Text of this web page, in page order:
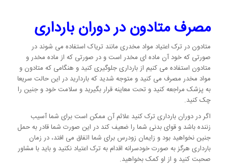
مصرف متادون در دوران بارداری
متادون در ترک اعتیاد مواد مخدری مانند تریاک استفاده می شوند در
صورتی که خود آن ماده ای مخدر است و در صورتی که از ماده مخدر و
متادون استفاده می کنیم از بارداری جلوگیری کنید و هنگامی که متادون و
مواد مخدر مصرف می کنید و متوجه شدید که باردارید در این حالت سریعا
به پزشک مراجعه کنید و تحت معاینه قرار بگیرید و سلامت خود و جنین را
چک کنید.
اگر در دوران بارداری ترک کنید علائم آن ممکن است برای شما آسیب
زننده باشد و قوای بدنی شما را ضعیف کند در این صورت شما قادر به حمل
جنین نخواهید بود و زایمان زودرس برای شما اتفاق می افتد، در زمان
بارداری هرگز به صورت خودسرانه اقدام به ترک اعتیاد نکنید و باید با مشاور
صحبت کنید و از او کمک بخواهید.